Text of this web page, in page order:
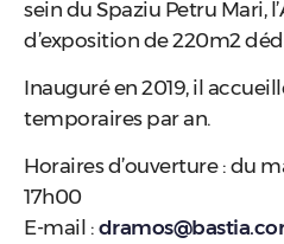
sein du Spaziu Petru Mari,
d’exposition de 220m2
Inauguré en 2019, il
temporaires par an.
Horaires d’ouverture : du
17h00
E-mail :